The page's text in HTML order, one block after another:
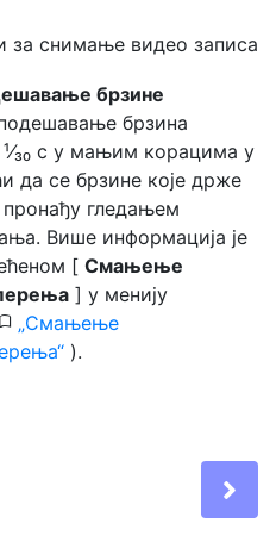
за снимање видео записа
брзине
брзина
¹⁄₃₀ с у мањим корацима у
да се брзине које држе
гледањем
Више информација је
[ Смањење
] у менију
Смањење
).